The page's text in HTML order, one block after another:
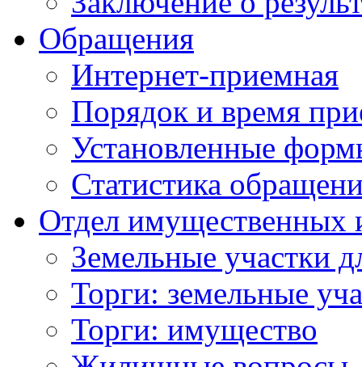
Обращения
Интернет-приемная
Порядок и время
Установленные
Статистика
Отдел имущественных
Земельные участки
Торги: земельные
Торги: имущество